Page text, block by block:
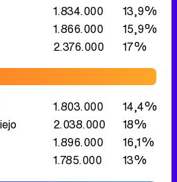
1.834.000
13,9%
1.866.000
15,9%
2.376.000 17%
1.803.000
14,4%
2.038.000
18%
1.896.000
16,1%
1.785.000 13%